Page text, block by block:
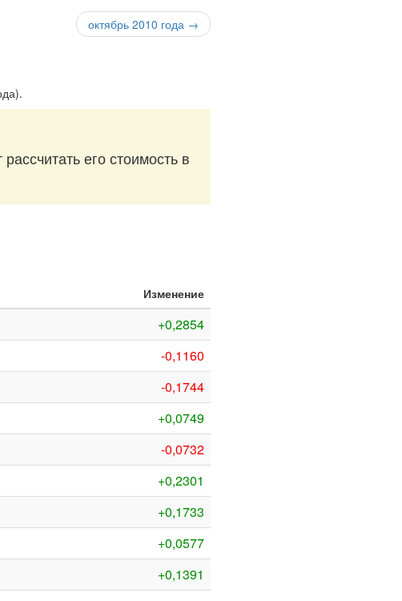
октябрь 2010 года →
.
его стоимость в
Изменение
+0,2854
-0,1160
-0,1744
+0,0749
-0,0732
+0,2301
+0,1733
+0,0577
+0,1391